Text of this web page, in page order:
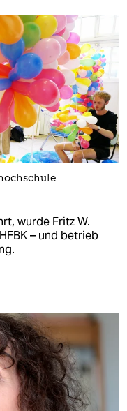
wurde Fritz W.
– und betrieb